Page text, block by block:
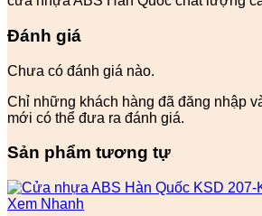
Đánh giá
Chưa có đánh giá nào.
Chỉ những khách hàng đã đăng nhập
mới có thể đưa ra đánh giá.
Sản phẩm tương tự
Xem Nhanh